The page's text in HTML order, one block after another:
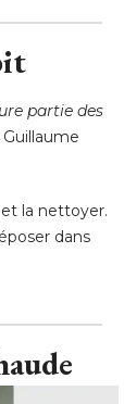
partie des
la nettoyer.
dans